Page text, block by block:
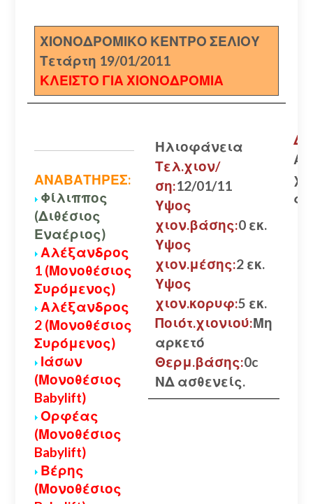
ΧΙΟΝΟΔΡΟΜΙΚΟ ΚΕΝΤΡΟ ΣΕΛΙΟΥ
Τετάρτη 19/01/2011
ΚΛΕΙΣΤΟ ΓΙΑ ΧΙΟΝΟΔΡΟΜΙΑ
ΑΝΑΒΑΤΗΡΕΣ:
Φίλιππος
(Διθέσιος
Εναέριος)
Αλέξανδρος
1 (Μονοθέσιος
Συρόμενος)
Αλέξανδρος
2 (Μονοθέσιος
Συρόμενος)
Ιάσων
(Μονοθέσιος
Babylift)
Ορφέας
(Μονοθέσιος
Babylift)
Βέρης
(Μονοθέσιος
Ηλιοφάνεια
Τελ.χιον/
ση:12/01/11
Υψος
χιον.βάσης:0 εκ.
Υψος
χιον.μέσης:2 εκ.
Υψος
χιον.κορυφ:5 εκ.
Ποιότ.χιονιού:Μη
αρκετό
Θερμ.βάσης:0c
ΝΔ ασθενείς.